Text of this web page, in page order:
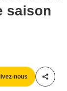
saison
nous